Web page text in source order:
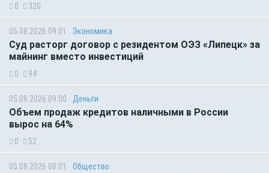
0 320
05.08.2026 09:01 Экономика
Суд расторг договор с резидентом ОЭЗ «Липецк» за
майнинг вместо инвестиций
0 94
05.08.2026 09:00 Деньги
Объем продаж кредитов наличными в России
вырос на 64%
0 52
05.08.2026 08:01 Общество